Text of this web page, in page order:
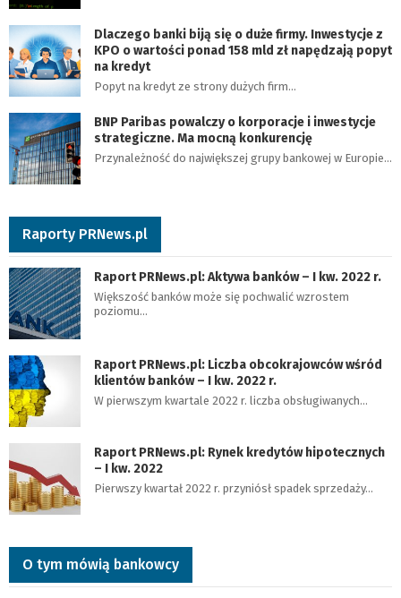
Dlaczego banki biją się o duże firmy. Inwestycje z
KPO o wartości ponad 158 mld zł napędzają popyt
na kredyt
Popyt na kredyt ze strony dużych firm…
BNP Paribas powalczy o korporacje i inwestycje
strategiczne. Ma mocną konkurencję
Przynależność do największej grupy bankowej w Europie…
Raporty PRNews.pl
Raport PRNews.pl: Aktywa banków – I kw. 2022 r.
Większość banków może się pochwalić wzrostem
poziomu…
Raport PRNews.pl: Liczba obcokrajowców wśród
klientów banków – I kw. 2022 r.
W pierwszym kwartale 2022 r. liczba obsługiwanych…
Raport PRNews.pl: Rynek kredytów hipotecznych
– I kw. 2022
Pierwszy kwartał 2022 r. przyniósł spadek sprzedaży…
O tym mówią bankowcy